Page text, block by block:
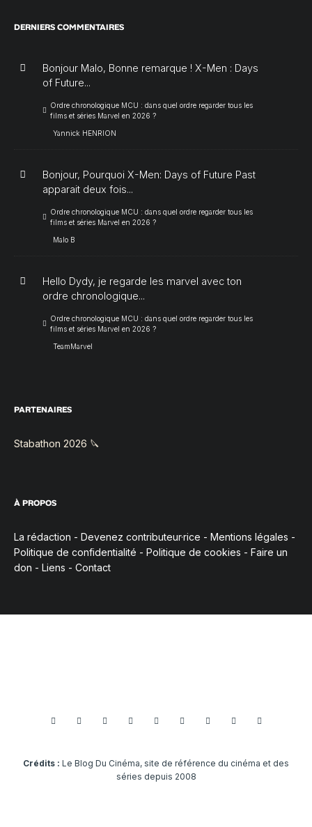
DERNIERS COMMENTAIRES
Bonjour Malo, Bonne remarque ! X-Men : Days
of Future...
Ordre chronologique MCU : dans quel ordre regarder tous les
films et séries Marvel en 2026 ?
Yannick HENRION
Bonjour, Pourquoi X-Men: Days of Future Past
apparait deux fois...
Ordre chronologique MCU : dans quel ordre regarder tous les
films et séries Marvel en 2026 ?
Malo B
Hello Dydy, je regarde les marvel avec ton
ordre chronologique...
Ordre chronologique MCU : dans quel ordre regarder tous les
films et séries Marvel en 2026 ?
TeamMarvel
PARTENAIRES
Stabathon 2026 🔪
À PROPOS
La rédaction - Devenez contributeur·rice - Mentions légales -
Politique de confidentialité - Politique de cookies - Faire un
don - Liens - Contact
Crédits : Le Blog Du Cinéma, site de référence du cinéma et des
séries depuis 2008